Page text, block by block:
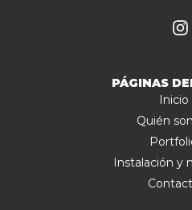
PÁGINAS
Inicio
Quién
Instalación y